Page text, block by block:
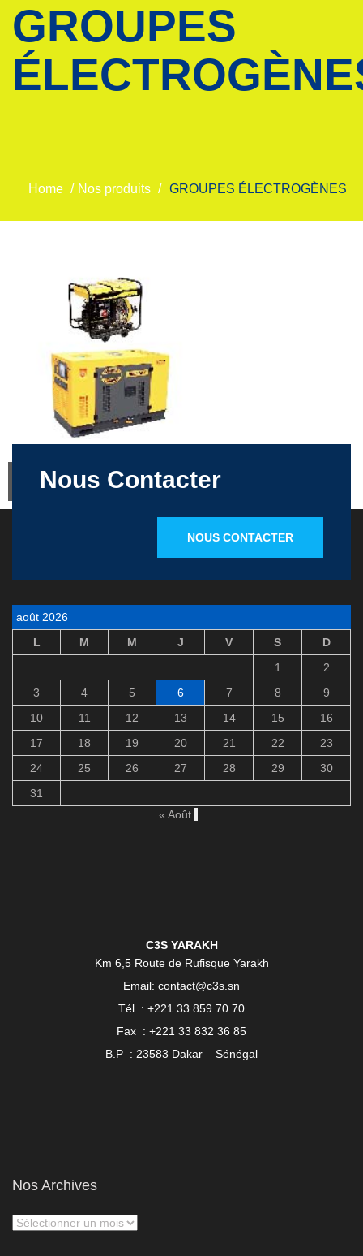
GROUPES
Home / Nos produits / GROUPES ÉLECTROGÈNES
Groupes électrogènes
Nous Contacter
NOUS CONTACTER
août 2026
L
M M J V S
D
1
2
3
4 5 6 7 8
9
10
11 12 13 14 15
16
17
18 19 20 21 22
23
24
25 26 27 28 29
30
31
« Août
C3S YARAKH
Km 6,5 Route de Rufisque Yarakh
Email: contact@c3s.sn
Tél : +221 33 859 70 70
Fax : +221 33 832 36 85
B.P : 23583 Dakar – Sénégal
Nos Archives